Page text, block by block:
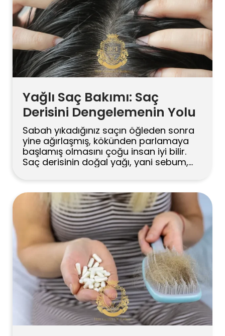
Yağlı Saç Bakımı: Saç
Derisini Dengelemenin Yolu
Sabah yıkadığınız saçın öğleden sonra
yine ağırlaşmış, kökünden parlamaya
başlamış olmasını çoğu insan iyi bilir.
Saç derisinin doğal yağı, yani sebum,
dengesi bozulduğunda hem görünüm
hem konfor etkileniyor. İşin tuhafı, yağlı
saçlara uygulanan ilk refleksler çoğu
zaman sorunu büyütüyor. Ne kadar çok
yıkarsam o kadar temiz kalır mantığı,
saç […]